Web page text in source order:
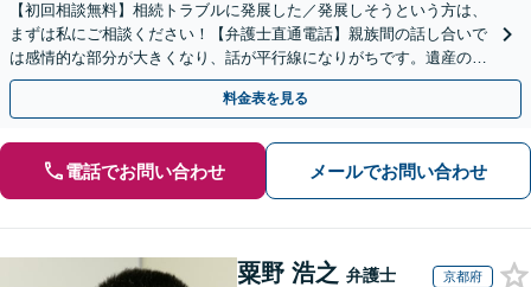
【初回相談無料】相続トラブルに発展した／発展しそうという方は、
まずは私にご相談ください！【弁護士直通電話】親族間の話し合いで
は感情的な部分が大きくなり、話が平行線になりがちです。遺産の使
い込みもご相談ください。泥沼化する前にお電話ください。
料金表を見る
電話でお問い合わせ メールでお問い合わせ
粟野 浩之 弁護士 京都府